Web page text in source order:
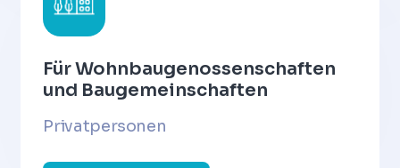
Für Wohnbaugenossenschaften
und Baugemeinschaften
Privatpersonen